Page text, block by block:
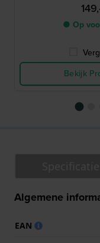
● Op
Bekijk
Algemene
EAN